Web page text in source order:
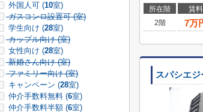
所在階 賃料
2階
7万
スパシエ
外国人可 (10室)
ガスコンロ設置可 (室)
学生向け (28室)
カップル向け (室)
女性向け (28室)
新婚さん向け (室)
ファミリー向け (室)
キャンペーン (28室)
仲介手数料無料 (6室)
仲介手数料半額 (6室)